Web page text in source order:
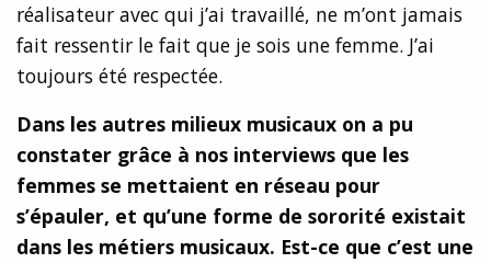
réalisateur avec qui j’ai travaillé, ne m’ont jamais
fait ressentir le fait que je sois une femme. J’ai
toujours été respectée.
Dans les autres milieux musicaux on a pu
constater grâce à nos interviews que les
femmes se mettaient en réseau pour
s’épauler, et qu’une forme de sororité existait
dans les métiers musicaux. Est-ce que c’est une